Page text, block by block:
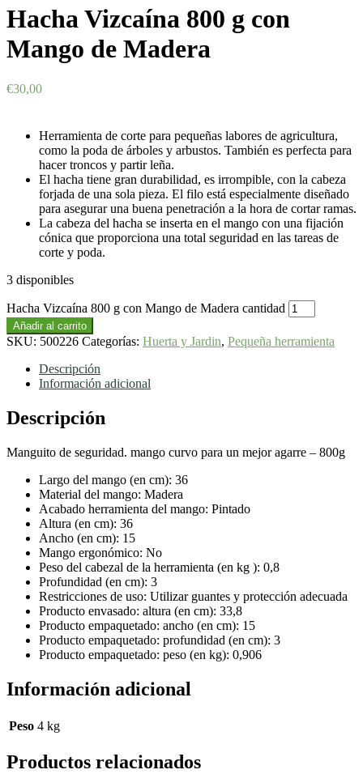
Hacha Vizcaína 800 g con
Mango de Madera
€30,00
Herramienta de corte para pequeñas labores de agricultura,
como la poda de árboles y arbustos. También es perfecta para
hacer troncos y partir leña.
El hacha tiene gran durabilidad, es irrompible, con la cabeza
forjada de una sola pieza. El filo está especialmente diseñado
para asegurar una buena penetración a la hora de cortar ramas.
La cabeza del hacha se inserta en el mango con una fijación
cónica que proporciona una total seguridad en las tareas de
corte y poda.
3 disponibles
Hacha Vizcaína 800 g con Mango de Madera cantidad
Añadir al carrito
SKU: 500226 Categorías: Huerta y Jardin, Pequeña herramienta
Descripción
Información adicional
Descripción
Manguito de seguridad. mango curvo para un mejor agarre – 800g
Largo del mango (en cm): 36
Material del mango: Madera
Acabado herramienta del mango: Pintado
Altura (en cm): 36
Ancho (en cm): 15
Mango ergonómico: No
Peso del cabezal de la herramienta (en kg ): 0,8
Profundidad (en cm): 3
Restricciones de uso: Utilizar guantes y protección adecuada
Producto envasado: altura (en cm): 33,8
Producto empaquetado: ancho (en cm): 15
Producto empaquetado: profundidad (en cm): 3
Producto empaquetado: peso (en kg): 0,906
Información adicional
Peso 4 kg
Productos relacionados